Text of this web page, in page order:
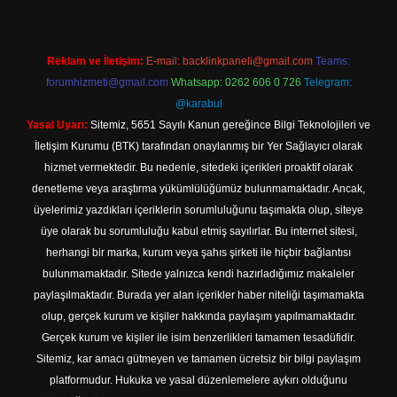
Reklam ve İletişim: E-mail: backlinkpaneli@gmail.com Teams:
forumhizmeti@gmail.com Whatsapp: 0262 606 0 726 Telegram:
@karabul
Yasal Uyarı: Sitemiz, 5651 Sayılı Kanun gereğince Bilgi Teknolojileri ve
İletişim Kurumu (BTK) tarafından onaylanmış bir Yer Sağlayıcı olarak
hizmet vermektedir. Bu nedenle, sitedeki içerikleri proaktif olarak
denetleme veya araştırma yükümlülüğümüz bulunmamaktadır. Ancak,
üyelerimiz yazdıkları içeriklerin sorumluluğunu taşımakta olup, siteye
üye olarak bu sorumluluğu kabul etmiş sayılırlar. Bu internet sitesi,
herhangi bir marka, kurum veya şahıs şirketi ile hiçbir bağlantısı
bulunmamaktadır. Sitede yalnızca kendi hazırladığımız makaleler
paylaşılmaktadır. Burada yer alan içerikler haber niteliği taşımamakta
olup, gerçek kurum ve kişiler hakkında paylaşım yapılmamaktadır.
Gerçek kurum ve kişiler ile isim benzerlikleri tamamen tesadüfidir.
Sitemiz, kar amacı gütmeyen ve tamamen ücretsiz bir bilgi paylaşım
platformudur. Hukuka ve yasal düzenlemelere aykırı olduğunu